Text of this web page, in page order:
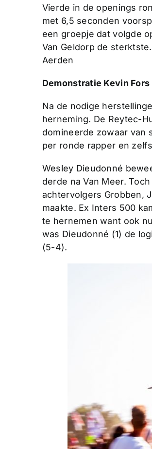
Vierde in de openings
met 6,5 seconden
een groepje dat volgde
Van Geldorp de
Aerden
Demonstratie Kevin Fors
Na de nodige
herneming. De Reytec-
domineerde zowaar van
per ronde rapper en
Wesley Dieudonné
derde na Van Meer.
achtervolgers Grobben,
maakte. Ex Inters 500
te hernemen want ook
was Dieudonné (1) de
(5-4).